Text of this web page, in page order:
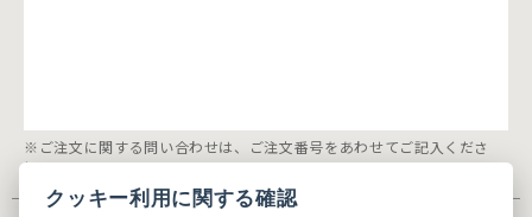
※ご注文に関する問い合わせは、ご注文番号をあわせてご記入くださ
い。
クッキー利用に関する確認